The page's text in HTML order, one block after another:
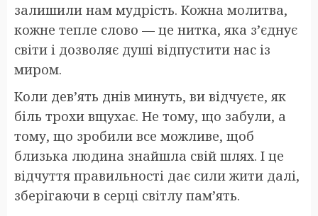
залишили нам мудрість. Кожна молитва,
кожне тепле слово — це нитка, яка з’єднує
світи і дозволяє душі відпустити нас із
миром.
Коли дев’ять днів минуть, ви відчуєте, як
біль трохи вщухає. Не тому, що забули, а
тому, що зробили все можливе, щоб
близька людина знайшла свій шлях. І це
відчуття правильності дає сили жити далі,
зберігаючи в серці світлу пам’ять.